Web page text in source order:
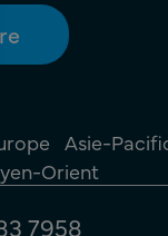
Asie-
Orient
7958